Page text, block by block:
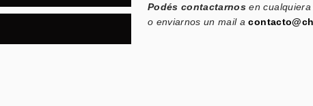
Podés contactarnos en
o enviarnos un mail a